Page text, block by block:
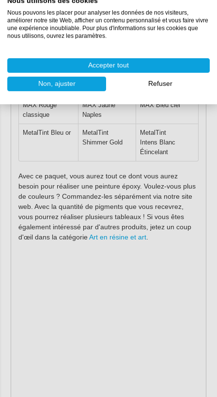
Vibrations d'été Paillettes d'or Mer bleue
Resi-Tint MAX
Resi-Tint
MAX Jaune citron
Resi-Tint MAX
Marron Boston
MAX Rouge
classique
MAX Jaune
Naples
MAX Bleu ciel
MetalTint Bleu or
MetalTint
Shimmer Gold
MetalTint
Intens Blanc
Étincelant
Avec ce paquet, vous aurez tout ce dont vous aurez
besoin pour réaliser une peinture époxy. Voulez-vous plus
de couleurs ? Commandez-les séparément via notre site
web. Avec la quantité de pigments que vous recevrez,
vous pourrez réaliser plusieurs tableaux ! Si vous êtes
également intéressé par d'autres produits, jetez un coup
d'œil dans la catégorie Art en résine et art.
Nous pouvons les placer pour analyser les données de nos visiteurs,
améliorer notre site Web, afficher un contenu personnalisé et vous faire vivre
une expérience inoubliable. Pour plus d'informations sur les cookies que
nous utilisons, ouvrez les paramètres.
Accepter tout
Non, ajuster Refuser